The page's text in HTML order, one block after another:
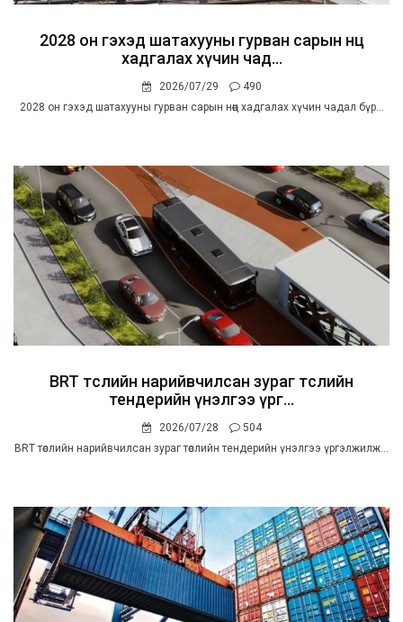
2028 он гэхэд шатахууны гурван сарын нөөц
хадгалах хүчин чад...
2026/07/29
490
2028 он гэхэд шатахууны гурван сарын нөөц хадгалах хүчин чадал бүр...
BRT төслийн нарийвчилсан зураг төслийн
тендерийн үнэлгээ үрг...
2026/07/28
504
BRT төслийн нарийвчилсан зураг төслийн тендерийн үнэлгээ үргэлжилж...